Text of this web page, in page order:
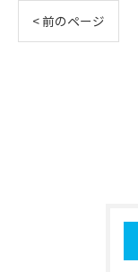
< 前のページ